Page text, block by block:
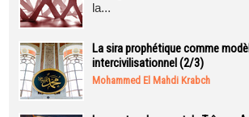
la...
La sira prophétique comme
intercivilisationnel (2/3)
Mohammed El Mahdi Krabch